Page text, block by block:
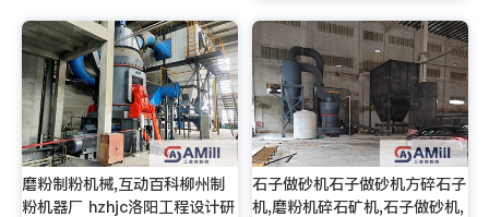
磨粉制粉机械,互动百科柳州制
粉机器厂 hzhjc洛阳工程设计研
石子做砂机石子做砂机方碎石子
机,磨粉机碎石矿机,石子做砂机,